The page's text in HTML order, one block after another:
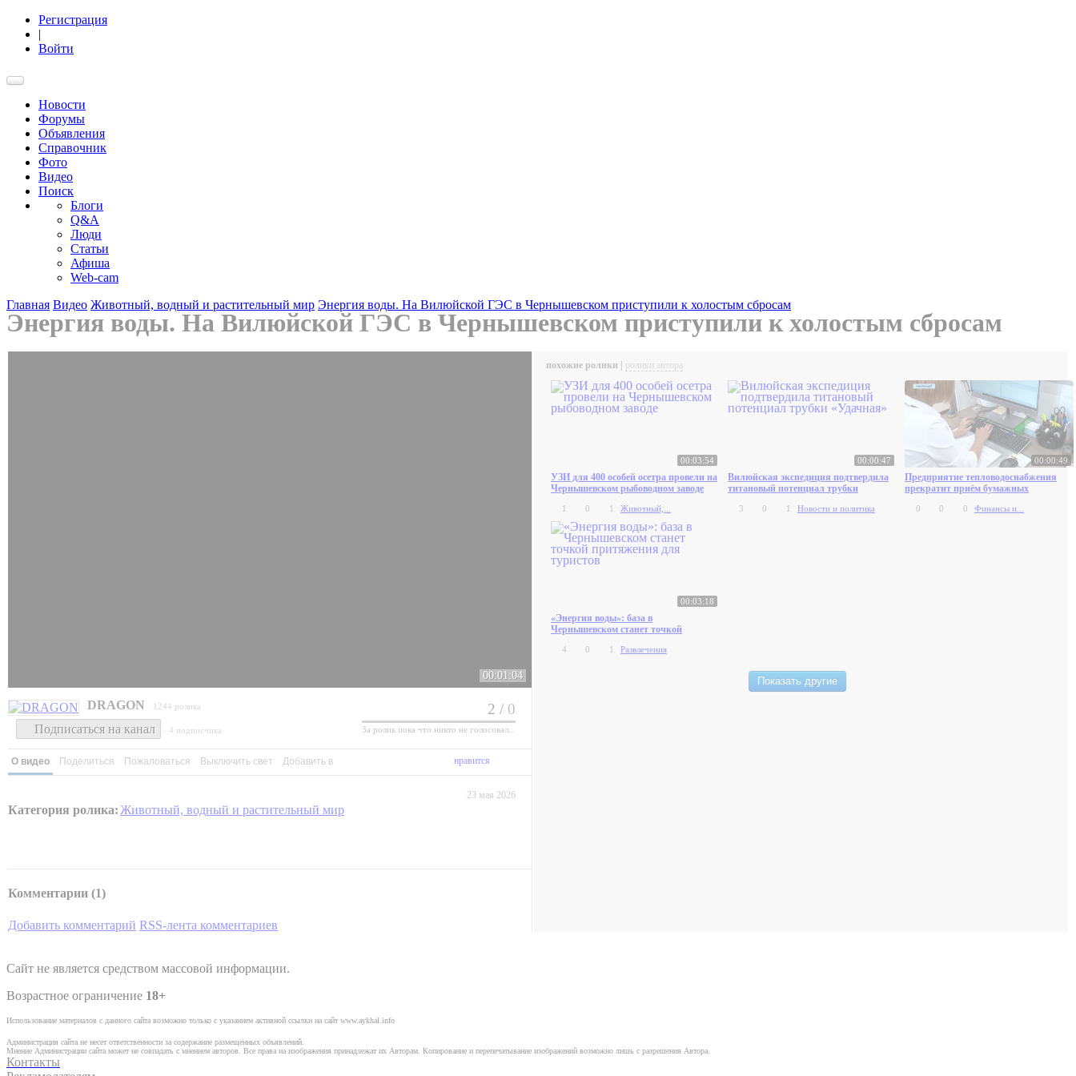
Регистрация
|
Войти
Новости
Форумы
Объявления
Справочник
Фото
Видео
Поиск
Блоги
Q&A
Люди
Статьи
Афиша
Web-cam
Главная Видео Животный, водный и растительный мир Энергия воды. На Вилюйской ГЭС в Чернышевском приступили к холостым сбросам
Энергия воды. На Вилюйской ГЭС в Чернышевском приступили к холостым сбросам
00:01:04
DRAGON · 1244 ролика
Подписаться на канал · 4 подписчика
2 / 0
За ролик пока что никто не голосовал...
нравится
О видео Поделиться Пожаловаться Выключить свет Добавить в
Категория ролика:Животный, водный и растительный мир
23 мая 2026
Комментарии (1)
Добавить комментарий RSS-лента комментариев
похожие ролики | ролики автора
00:03:54
УЗИ для 400 особей осетра провели на
Чернышевском рыбоводном заводе
1 0 1 Животный,...
00:00:47
Вилюйская экспедиция подтвердила
титановый потенциал трубки
3 0 1 Новости и политика
00:00:49
Предприятие тепловодоснабжения
прекратит приём бумажных
0 0 0 Финансы и...
00:03:18
«Энергия воды»: база в
Чернышевском станет точкой
4 0 1 Развлечения
Сайт не является средством массовой информации.
Возрастное ограничение 18+
Использование материалов с данного сайта возможно только с указанием активной ссылки на сайт www.aykhal.info
Администрация сайта не несет ответственности за содержание размещенных объявлений.
Мнение Администрации сайта может не совпадать с мнением авторов. Все права на изображения принадлежат их Авторам. Копирование и перепечатывание изображений возможно лишь с разрешения Автора.
Контакты